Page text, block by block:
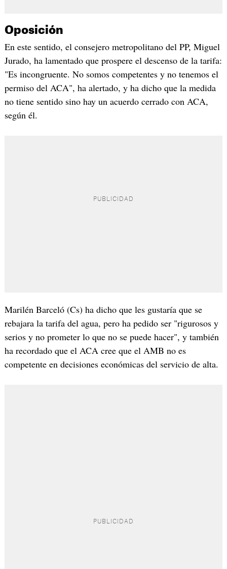
Oposición
En este sentido, el consejero metropolitano del PP, Miguel
Jurado, ha lamentado que prospere el descenso de la tarifa:
"Es incongruente. No somos competentes y no tenemos el
permiso del ACA", ha alertado, y ha dicho que la medida
no tiene sentido sino hay un acuerdo cerrado con ACA,
según él.
Marilén Barceló (Cs) ha dicho que les gustaría que se
rebajara la tarifa del agua, pero ha pedido ser "rigurosos y
serios y no prometer lo que no se puede hacer", y también
ha recordado que el ACA cree que el AMB no es
competente en decisiones económicas del servicio de alta.